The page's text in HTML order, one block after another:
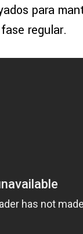
para
regular.